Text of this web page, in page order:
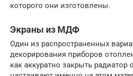
которого они изготовлены.
Экраны из МДФ
Один из распространенных
декорирования приборов
как аккуратно закрыть радиатор